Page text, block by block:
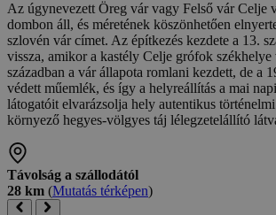
Az úgynevezett Öreg vár vagy Felső vár Celje
dombon áll, és méretének köszönhetően
szlovén vár címet. Az építkezés kezdete a 13.
vissza, amikor a kastély Celje grófok
században a vár állapota romlani kezdett, de a
védett műemlék, és így a helyreállítás a mai
látogatóit elvarázsolja hely autentikus
környező hegyes-völgyes táj lélegzetelállító
Távolság a szállodától
28 km (Mutatás térképen)